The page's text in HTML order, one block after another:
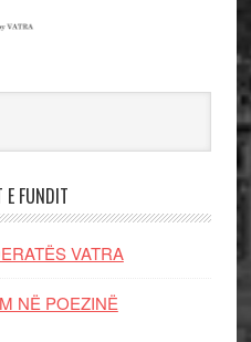
FUNDIT
VATRA
NË POEZINË